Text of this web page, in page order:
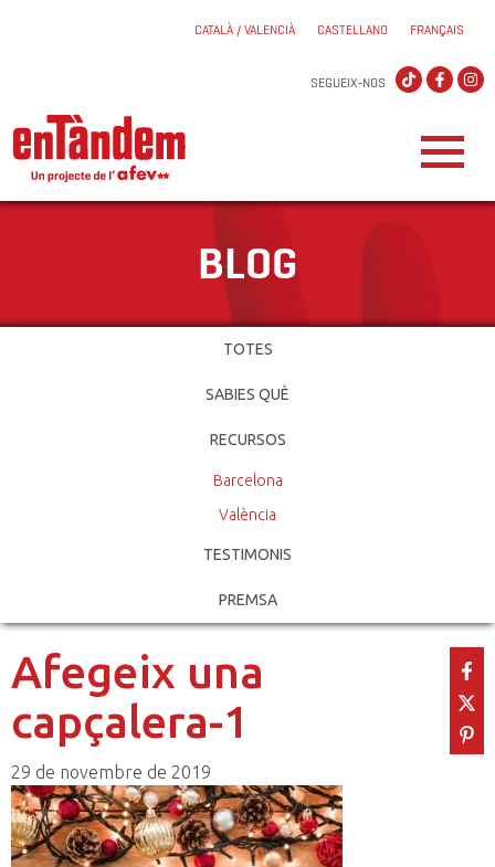
CATALÀ / VALENCIÀ CASTELLANO FRANÇAIS
SEGUEIX-NOS
BLOG
TOTES
SABIES QUÈ
RECURSOS
Barcelona
València
TESTIMONIS
PREMSA
Afegeix una
capçalera-1
29 de novembre de 2019